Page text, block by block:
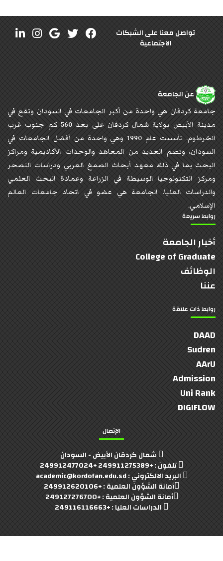
تواصل معنا على الشبكات
الاجتماعية
عن الجامعة
جامعة كردفان هي واحدة من أكبر الجامعات في السودان وتقع في
مدينة الأبيض بولاية شمال كردفان على بعد 560 كم جنوب غرب
الخرطوم. تأسست عام 1990 وهي واحدة من أفضل الجامعات في
السودان، وتضم العديد من المعاهد والوحدات الأكاديمية ومراكز
البحث بما في ذلك معهد أبحاث الصمغ العربي ودراسات التصحر
ومركز التكنولوجيا الوسيطة في الزراعة وعمادة البحث العلمي
والدراسات العليا. الجامعة هي عضو في اتحاد جامعات العالم
الإسلامي.
روابط سريعة
أخبار الجامعة
College of Graduate
الوظائف
عننا
روابط ذات علاقة
DAAD
Sudren
AArU
Admission
Uni Rank
DIGIFLOW
الإتصال
شمال كردقان الأبيض - السودان
تلفون : +249911275389 +249912477024
البريد الالكتروني : academic@kordofan.edu.sd
أمانة الشؤون العلمية : +249912620106
أمانة الشؤون العلمية : +249127276700
الدراسات العليا : +249116116663